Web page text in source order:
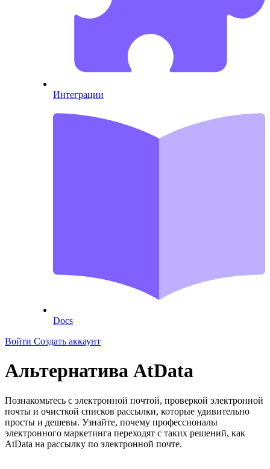
Интеграции
Docs
Войти Создать аккаунт
Альтернатива AtData
Познакомьтесь с электронной почтой, проверкой электронной
почты и очисткой списков рассылки, которые удивительно
просты и дешевы. Узнайте, почему профессионалы
электронного маркетинга переходят с таких решений, как
AtData на рассылку по электронной почте.